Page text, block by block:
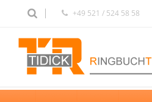
+49 521 / 524 58 58